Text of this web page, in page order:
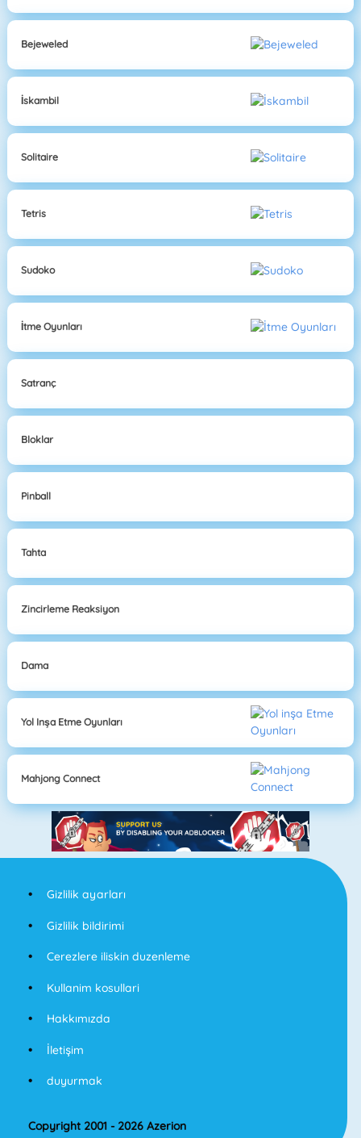
Bejeweled
İskambil
Solitaire
Tetris
Sudoko
İtme Oyunları
Satranç
Bloklar
Pinball
Tahta
Zincirleme Reaksiyon
Dama
Yol Inşa Etme Oyunları
Mahjong Connect
Gizlilik ayarları
Gizlilik bildirimi
Cerezlere iliskin duzenleme
Kullanim kosullari
Hakkımızda
İletişim
duyurmak
Copyright 2001 - 2026 Azerion